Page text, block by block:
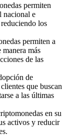
permiten
nacional e
los
permiten a
manera más
de las
de
que buscan
a las últimas
en su
activos y reducir